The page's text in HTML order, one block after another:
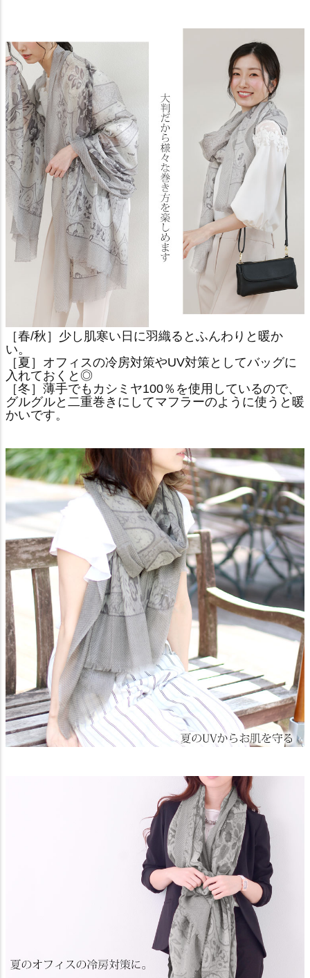
［春/秋］少し肌寒い日に羽織るとふんわりと暖か
い。
［夏］オフィスの冷房対策やUV対策としてバッグに
入れておくと◎
［冬］薄手でもカシミヤ100％を使用しているので、
グルグルと二重巻きにしてマフラーのように使うと暖
かいです。